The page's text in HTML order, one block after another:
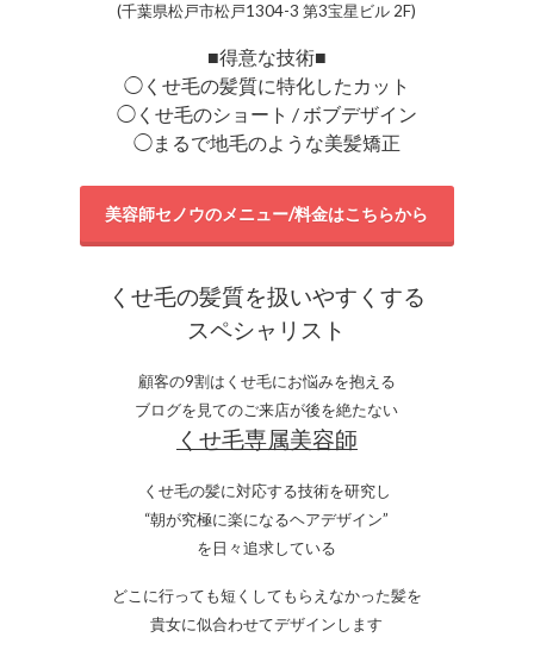
(千葉県松戸市松戸1304-3 第3宝星ビル 2F)
■得意な技術■
◯くせ毛の髪質に特化したカット
◯くせ毛のショート / ボブデザイン
◯まるで地毛のような美髪矯正
美容師セノウのメニュー/料金はこちらから
くせ毛の髪質を扱いやすくする
スペシャリスト
顧客の9割はくせ毛にお悩みを抱える
ブログを見てのご来店が後を絶たない
くせ毛専属美容師
くせ毛の髪に対応する技術を研究し
“朝が究極に楽になるヘアデザイン”
を日々追求している
どこに行っても短くしてもらえなかった髪を
貴女に似合わせてデザインします